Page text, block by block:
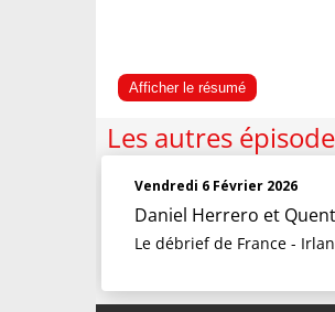
Afficher le résumé
Les autres
Vendredi 6 Février 2026
Daniel Herrero et
Le débrief de France -